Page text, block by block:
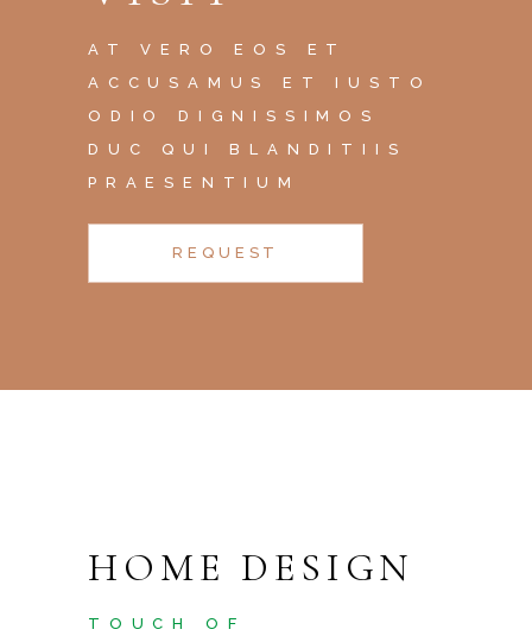
AT VERO EOS ET
ACCUSAMUS ET IUSTO
ODIO DIGNISSIMOS
DUC QUI BLANDITIIS
PRAESENTIUM
REQUEST
HOME DESIGN
TOUCH OF